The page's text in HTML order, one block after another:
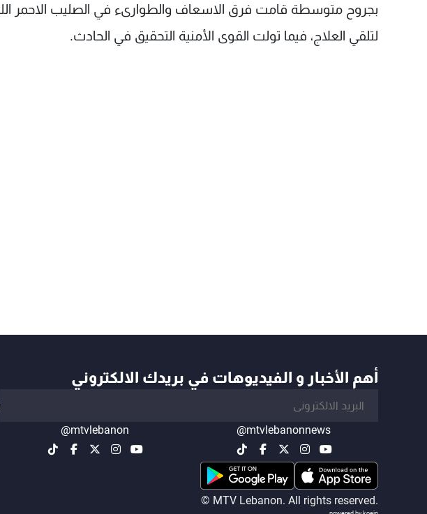
بجروح متوسطة قامت فرق الاسعاف والطوارىء في الصليب الاحمر
لتلقي العلاج، فيما تولت القوى الأمنية التحقيق في الحادث.
أهم الأخبار و الفيديوهات في بريدك الالكتروني
@mtvlebanonnews
@mtvlebanon
© MTV Lebanon. All rights reserved.